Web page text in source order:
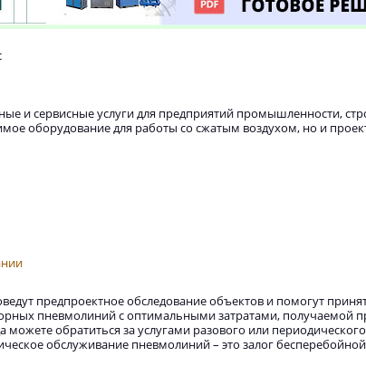
и сервисные услуги для предприятий промышленности,
оборудование для работы со сжатым воздухом, но и
предпроектное обследование объектов и помогут
пневмолиний с оптимальными затратами, получаемой
можете обратиться за услугами разового или
обслуживание пневмолиний – это залог